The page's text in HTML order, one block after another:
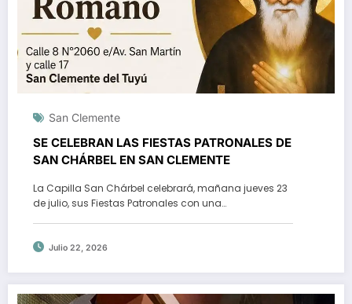
San Clemente
SE CELEBRAN LAS FIESTAS PATRONALES DE
SAN CHÁRBEL EN SAN CLEMENTE
La Capilla San Chárbel celebrará, mañana jueves 23
de julio, sus Fiestas Patronales con una…
Julio 22, 2026